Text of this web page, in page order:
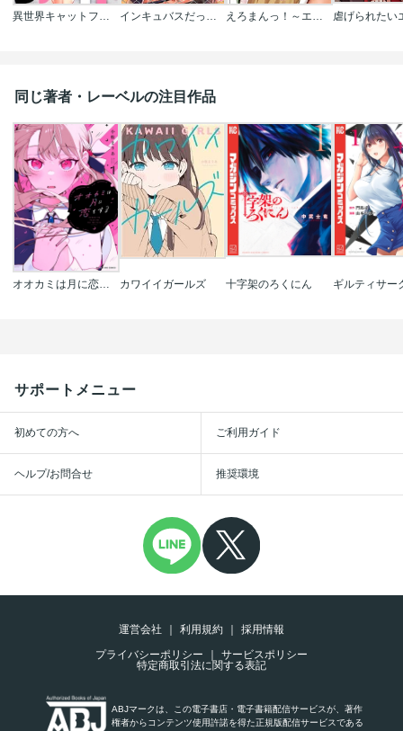
異世界キャットファイト～転生アイドル､女子プロレスはじめました【フルカラー】 インキュバスだって純愛したい【フルカラー】 えろまんっ！～エロマンガ専門学校に男は僕だけ!?～
同じ著者・レーベルの注目作品
カワイイガールズ 十字架のろくにん ギルティサー
サポートメニュー
初めての方へ ご利用ガイド
ヘルプ/お問合せ 推奨環境
運営会社 利用規約
採用情報
プライバシーポリシー
サービスポリシー
特定商取引法に関する表記
ABJマークは、この電子書店・電子書籍配信サービスが、著作
権者からコンテンツ使用許諾を得た正規版配信サービスである